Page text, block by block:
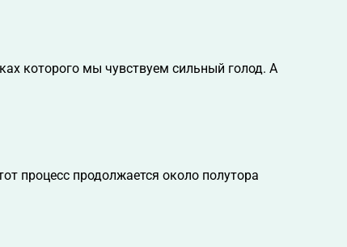
которого мы чувствуем сильный голод. А
процесс продолжается около полутора